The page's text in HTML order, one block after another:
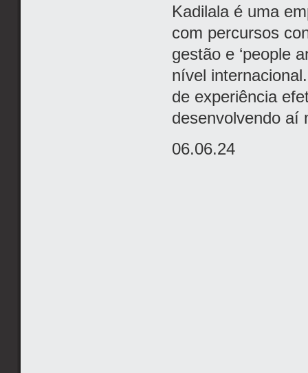
Kadilala é uma
com percursos
gestão e ‘people
nível
de experiência
desenvolvendo
06.06.24